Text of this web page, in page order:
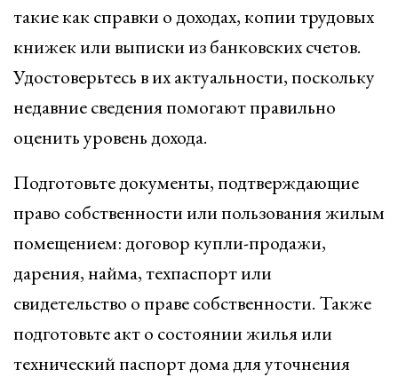
такие как справки о доходах, копии трудовых
книжек или выписки из банковских счетов.
Удостоверьтесь в их актуальности, поскольку
недавние сведения помогают правильно
оценить уровень дохода.
Подготовьте документы, подтверждающие
право собственности или пользования жилым
помещением: договор купли-продажи,
дарения, найма, техпаспорт или
свидетельство о праве собственности. Также
подготовьте акт о состоянии жилья или
технический паспорт дома для уточнения